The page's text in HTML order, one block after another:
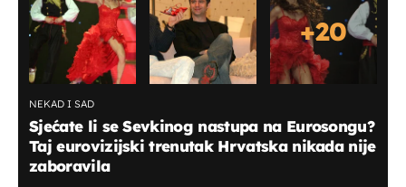
+20
NEKAD I SAD
Sjećate li se Sevkinog nastupa na Eurosongu?
Taj eurovizijski trenutak Hrvatska nikada nije
zaboravila